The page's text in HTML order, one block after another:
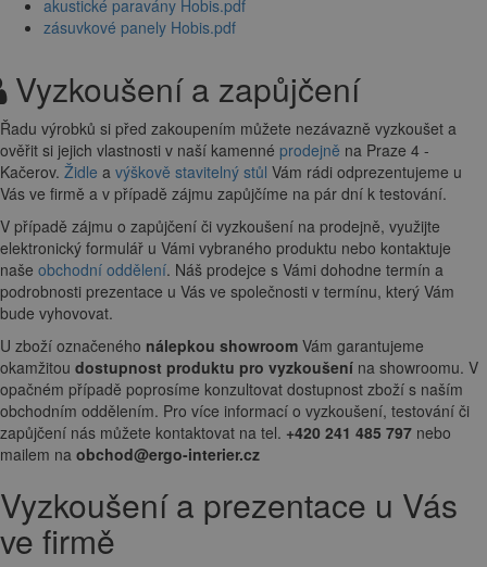
akustické paravány Hobis.pdf
zásuvkové panely Hobis.pdf
Vyzkoušení a zapůjčení
Řadu výrobků si před zakoupením můžete nezávazně vyzkoušet a
ověřit si jejich vlastnosti v naší kamenné prodejně na Praze 4 -
Kačerov. Židle a výškově stavitelný stůl Vám rádi odprezentujeme u
Vás ve firmě a v případě zájmu zapůjčíme na pár dní k testování.
V případě zájmu o zapůjčení či vyzkoušení na prodejně, využijte
elektronický formulář u Vámi vybraného produktu nebo kontaktuje
naše obchodní oddělení. Náš prodejce s Vámi dohodne termín a
podrobnosti prezentace u Vás ve společnosti v termínu, který Vám
bude vyhovovat.
U zboží označeného nálepkou showroom Vám garantujeme
okamžitou dostupnost produktu pro vyzkoušení na showroomu. V
opačném případě poprosíme konzultovat dostupnost zboží s naším
obchodním oddělením. Pro více informací o vyzkoušení, testování či
zapůjčení nás můžete kontaktovat na tel. +420 241 485 797 nebo
mailem na obchod@ergo-interier.cz
Vyzkoušení a prezentace u Vás
ve firmě